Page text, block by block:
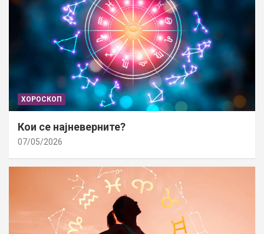
ХОРОСКОП
Кои се најневерните?
07/05/2026